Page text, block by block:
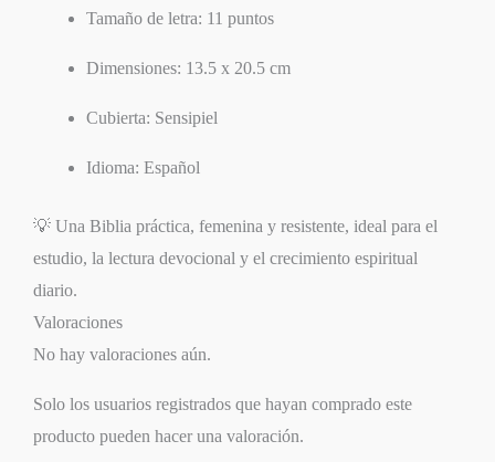
Tamaño de letra: 11 puntos
Dimensiones: 13.5 x 20.5 cm
Cubierta: Sensipiel
Idioma: Español
💡 Una Biblia práctica, femenina y resistente, ideal para el
estudio, la lectura devocional y el crecimiento espiritual
diario.
Valoraciones
No hay valoraciones aún.
Solo los usuarios registrados que hayan comprado este
producto pueden hacer una valoración.